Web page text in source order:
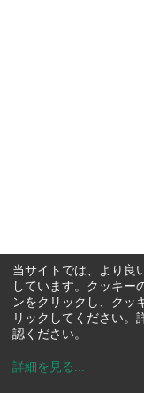
当サイトでは、より良
しています。クッキー
ンをクリックし、クッ
リックしてください。
認ください。
詳細を見る ...